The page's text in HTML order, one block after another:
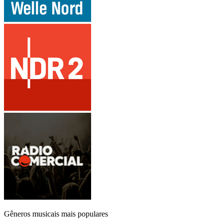
Gêneros musicais mais populares